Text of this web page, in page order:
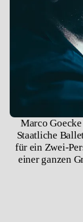
Marco
Staatliche
für ein Zwei-
einer ganzen